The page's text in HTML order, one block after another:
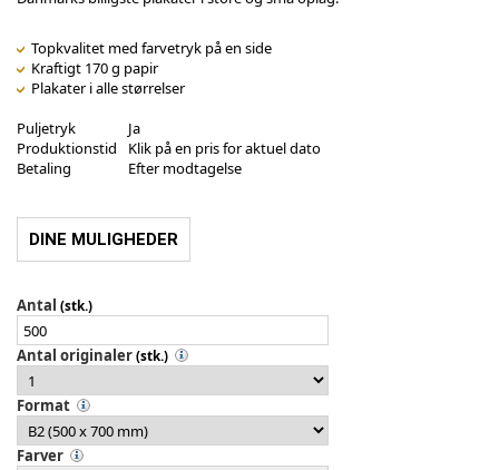
Topkvalitet med farvetryk på en side
Kraftigt 170 g papir
Plakater i alle størrelser
Puljetryk
Ja
Produktionstid
Klik på en pris for aktuel dato
Betaling
Efter modtagelse
DINE MULIGHEDER
Antal (stk.)
Antal originaler(stk.)
Format
Farver